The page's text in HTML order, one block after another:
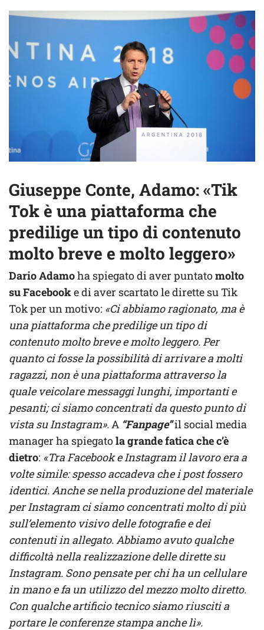
Giuseppe Conte, Adamo: «Tik
Tok è una piattaforma che
predilige un tipo di contenuto
molto breve e molto leggero»
Dario Adamoha spiegato di aver puntatomolto
su Facebooke di aver scartato le dirette su Tik
Tok per un motivo: «Ci abbiamo ragionato, ma è
una piattaforma che predilige un tipo di
contenuto molto breve e molto leggero. Per
quanto ci fosse la possibilità di arrivare a molti
ragazzi, non è una piattaforma attraverso la
quale veicolare messaggi lunghi, importanti e
pesanti; ci siamo concentrati da questo punto di
vista su Instagram».A “Fanpage”il social media
manager ha spiegatola grande fatica che c’è
dietro: «Tra Facebook e Instagram il lavoro era a
volte simile: spesso accadeva che i post fossero
identici. Anche se nella produzione del materiale
per Instagram ci siamo concentrati molto di più
sull’elemento visivo delle fotografie e dei
contenuti in allegato. Abbiamo avuto qualche
difficoltà nella realizzazione delle dirette su
Instagram. Sono pensate per chi ha un cellulare
in mano e fa un utilizzo del mezzo molto diretto.
Con qualche artificio tecnico siamo riusciti a
portare le conferenze stampa anche lì».